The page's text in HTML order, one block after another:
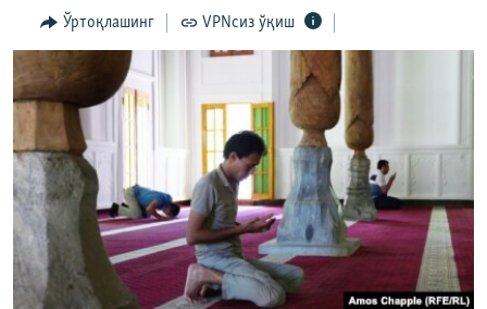
Озодлик бошқа тилларда
Ўртоқлашинг VPNсиз ўқиш